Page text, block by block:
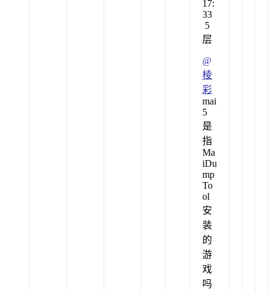
17:
33
5
层
@
棱
彩
mai
5
是
指
Ma
iDu
mp
To
ol
安
装
的
游
戏
吗